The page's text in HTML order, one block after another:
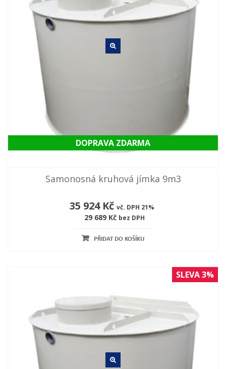
DOPRAVA ZDARMA
Samonosná kruhová jímka 9m3
35 924 Kč vč. DPH 21%
29 689 Kč bez DPH
PŘIDAT DO KOŠÍKU
SLEVA 3%